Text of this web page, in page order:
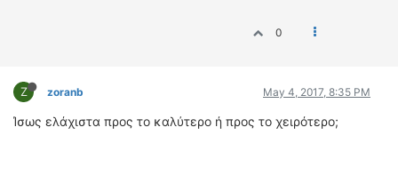
0
Z zoranb May 4, 2017, 8:35 PM
Ίσως ελάχιστα προς το καλύτερο ή προς το χειρότερο;